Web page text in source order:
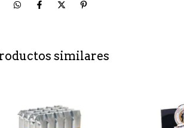
similares